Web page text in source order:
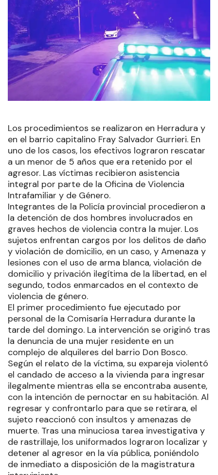
Los procedimientos se realizaron en Herradura y
en el barrio capitalino Fray Salvador Gurrieri. En
uno de los casos, los efectivos lograron rescatar
a un menor de 5 años que era retenido por el
agresor. Las víctimas recibieron asistencia
integral por parte de la Oficina de Violencia
Intrafamiliar y de Género.
Integrantes de la Policía provincial procedieron a
la detención de dos hombres involucrados en
graves hechos de violencia contra la mujer. Los
sujetos enfrentan cargos por los delitos de daño
y violación de domicilio, en un caso, y Amenaza y
lesiones con el uso de arma blanca, violación de
domicilio y privación ilegítima de la libertad, en el
segundo, todos enmarcados en el contexto de
violencia de género.
El primer procedimiento fue ejecutado por
personal de la Comisaría Herradura durante la
tarde del domingo. La intervención se originó tras
la denuncia de una mujer residente en un
complejo de alquileres del barrio Don Bosco.
Según el relato de la víctima, su expareja violentó
el candado de acceso a la vivienda para ingresar
ilegalmente mientras ella se encontraba ausente,
con la intención de pernoctar en su habitación. Al
regresar y confrontarlo para que se retirara, el
sujeto reaccionó con insultos y amenazas de
muerte. Tras una minuciosa tarea investigativa y
de rastrillaje, los uniformados lograron localizar y
detener al agresor en la vía pública, poniéndolo
de inmediato a disposición de la magistratura